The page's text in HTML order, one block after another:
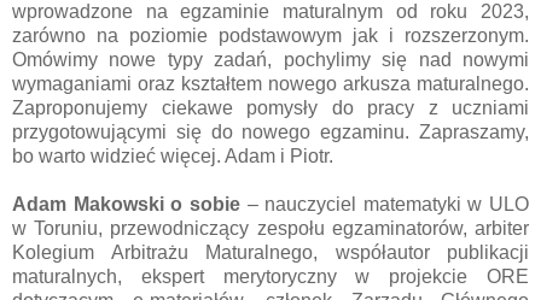
wprowadzone na egzaminie maturalnym od roku 2023,
zarówno na poziomie podstawowym jak i rozszerzonym.
Omówimy nowe typy zadań, pochylimy się nad nowymi
wymaganiami oraz kształtem nowego arkusza maturalnego.
Zaproponujemy ciekawe pomysły do pracy z uczniami
przygotowującymi się do nowego egzaminu. Zapraszamy,
bo warto widzieć więcej. Adam i Piotr.
Adam Makowski o sobie– nauczyciel matematyki w ULO
w Toruniu, przewodniczący zespołu egzaminatorów, arbiter
Kolegium Arbitrażu Maturalnego, współautor publikacji
maturalnych, ekspert merytoryczny w projekcie ORE